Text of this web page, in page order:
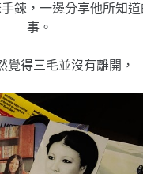
鍊，一邊分享他所知
事。
覺得三毛並沒有離開，